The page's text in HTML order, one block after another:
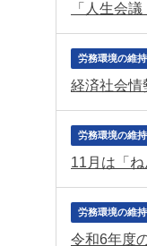
「人生会
労務環境の維
経済社会情
労務環境の維
11月は「
労務環境の維
令和6年度